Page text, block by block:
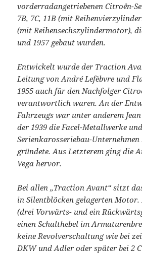
vorderradangetriebenen Citroën-
7B, 7C, 11B (mit
(mit Reihensechszylindermotor),
und 1957 gebaut wurden.
Entwickelt wurde der Traction
Leitung von André Lefèbvre und
1955 auch für den Nachfolger
verantwortlich waren. An der
Fahrzeugs war unter anderem
der 1939 die Facel-Metallwerke
Serienkarosseriebau-
gründete. Aus Letzterem ging die
Vega hervor.
Bei allen „Traction Avant“ sitzt
in Silentblöcken gelagerten Motor.
(drei Vorwärts- und ein
einen Schalthebel im
keine Revolverschaltung wie bei
DKW und Adler oder später bei 2